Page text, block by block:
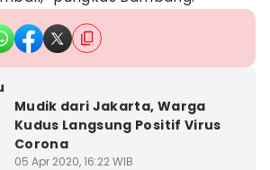
Mudik dari Jakarta, Warga
Kudus Langsung Positif Virus
Corona
05 Apr 2020, 16:22 WIB